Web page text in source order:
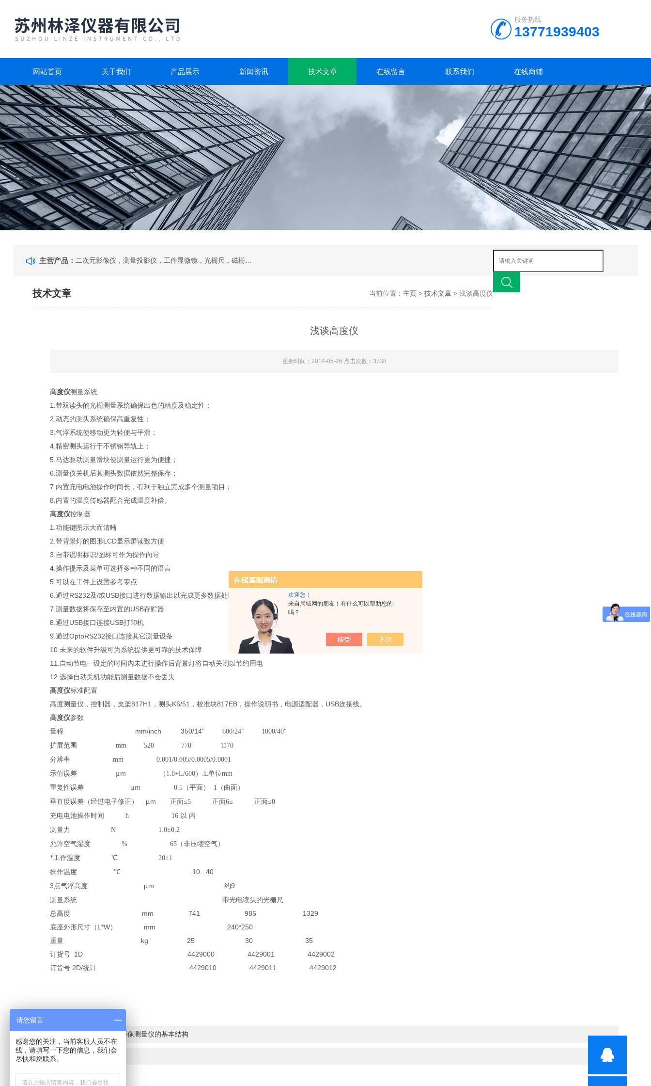
欢迎您！
来自局域网的朋友！有什么可以帮助您的
吗？
服务热线
13771939403
网站首页 关于我们 产品展示 新闻资讯 技术文章 在线留言 联系我们 在线商铺
主营产品：
技术文章 当前位置： 主页> 技术文章> 浅谈高度仪
浅谈高度仪
更新时间：2014-05-26 点击次数：3738
高度仪测量系统
1.带双读头的光栅测量系统确保出色的精度及稳定性；
2.动态的测头系统确保高重复性；
3.气浮系统使移动更为轻便与平滑；
4.精密测头运行于不锈钢导轨上；
5.马达驱动测量滑块使测量运行更为便捷；
6.测量仪关机后其测头数据依然完整保存；
7.内置充电电池操作时间长，有利于独立完成多个测量项目；
8.内置的温度传感器配合完成温度补偿。
高度仪控制器
1.功能键图示大而清晰
2.带背景灯的图形LCD显示屏读数方便
3.自带说明标识/图标可作为操作向导
4.操作提示及菜单可选择多种不同的语言
5.可以在工件上设置参考零点
6.通过RS232及/或USB接口进行数据输出以完成更多数据处理
7.测量数据将保存至内置的USB存贮器
8.通过USB接口连接USB打印机
9.通过OptoRS232接口连接其它测量设备
10.未来的软件升级可为系统提供更可靠的技术保障
11.自动节电一设定的时间内未进行操作后背景灯将自动关闭以节约用电
12.选择自动关机功能后测量数据不会丢失
高度仪标准配置
高度测量仪，控制器，支架817H1，测头K6/51，校准块817EB，操作说明书，电源适配器，USB连接线。
高度仪参数
量程 mm/inch 350/14″ 600/24″ 1000/40″
扩展范围 mm 520 770 1170
分辨率 mm 0.001/0.005/0.0005/0.0001
示值误差 µｍ （1.8+L/600）.L单位mm
重复性误差
µ ｍ 0.5（平面） 1（曲面）
垂直度误差（经过电子修正）
µ ｍ 正面≤5 正面6≤ 正面≤0
充电电池操作时间 h 16 以 内
测量力 N 1.0±0.2
允许空气湿度 % 65（非压缩空气）
*工作温度 ℃ 20±1
操作温度℃ 10...40
3点气浮高度 µ ｍ
约9
测量系统 带光电读头的光栅尺
总高度 mm 741 985 1329
底座外形尺寸（L*W） mm 240*250
重量 kg 25 30 35
订货号 1D 4429000 4429001 4429002
订货号 2D/统计 4429010 4429011 4429012
目前市场上影像测量仪的基本结构
下一篇：玻璃线纹尺
请您留言
感谢您的关注，当前客服人员不在
线，请填写一下您的信息，我们会
尽快和您联系。